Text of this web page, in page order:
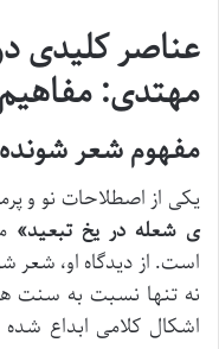
عناصر کلیدی
مهتدی:
مفهوم شعر
یکی از اصطلاحات نو و
ی شعله در یخ تبعید»
است. از دیدگاه او، شعر
نه تنها نسبت به سنت
اشکال کلامی ابداع